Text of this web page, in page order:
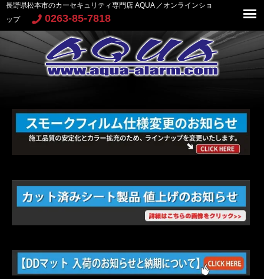
長野県松本市のカーセキュリティ専門店 AQUA ／オンラインショ
ップ
0263-85-7818